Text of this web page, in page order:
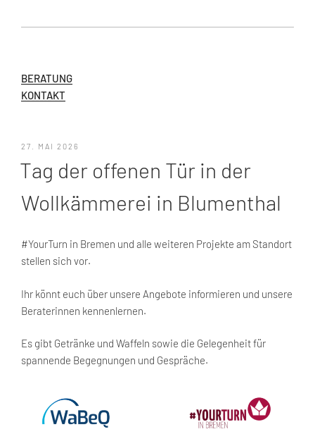
BERATUNG
KONTAKT
VERÖFFENTLICHT
27. MAI 2026
Tag der offenen Tür in der
Wollkämmerei in Blumenthal
#YourTurn in Bremen und alle weiteren Projekte am Standort
stellen sich vor.
Ihr könnt euch über unsere Angebote informieren und unsere
Beraterinnen kennenlernen.
Es gibt Getränke und Waffeln sowie die Gelegenheit für
spannende Begegnungen und Gespräche.